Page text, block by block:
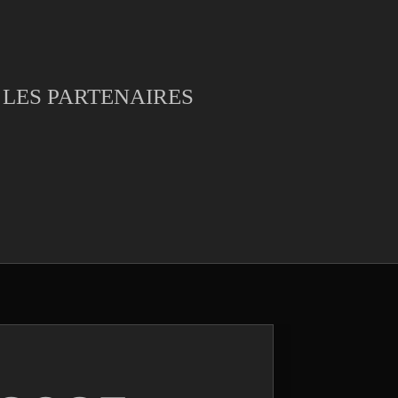
LES PARTENAIRES